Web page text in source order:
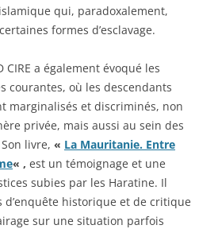
qui, paradoxalement,
formes d’esclavage.
CIRE a également évoqué les
courantes, où les descendants
marginalisés et discriminés, non
privée, mais aussi au sein des
livre, « La Mauritanie. Entre
« , est un témoignage et une
subies par les Haratine. Il
d’enquête historique et de critique
sur une situation parfois